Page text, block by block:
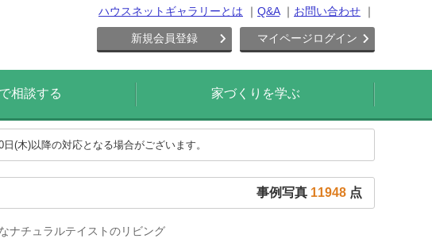
ハウスネットギャラリーとは Q&A お問い合わせ
新規会員登録 マイページログイン
相談する 家づくりを学ぶ
(木)以降の対応となる場合がございます。
事例写真 11948 点
ナチュラルテイストのリビング